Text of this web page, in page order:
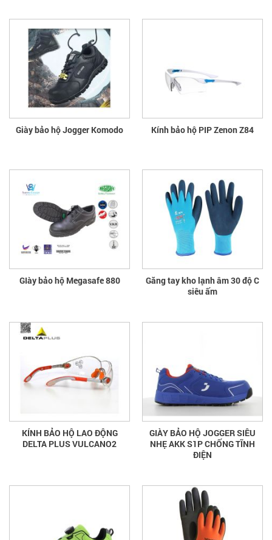
Giày bảo hộ Jogger Komodo Kính bảo hộ PIP Zenon Z84
GIày bảo hộ Megasafe 880
Găng tay kho lạnh âm 30 độ C
siêu ấm
KÍNH BẢO HỘ LAO ĐỘNG
DELTA PLUS VULCANO2
GIÀY BẢO HỘ JOGGER SIÊU
NHẸ AKK S1P CHỐNG TĨNH
ĐIỆN